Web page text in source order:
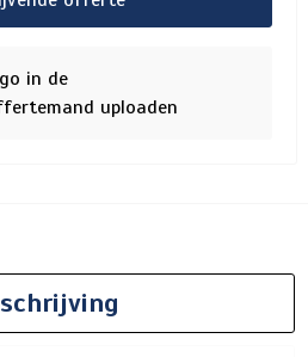
in de
uploaden